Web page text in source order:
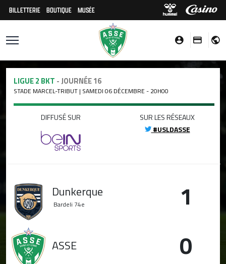
BILLETTERIE BOUTIQUE MUSÉE
LIGUE 2 BKT - JOURNÉE 16
STADE MARCEL-TRIBUT | SAMEDI 06 DÉCEMBRE - 20H00
DIFFUSÉ SUR
SUR LES RÉSEAUX
#USLDASSE
Dunkerque
Bardeli 74e 1
ASSE 0